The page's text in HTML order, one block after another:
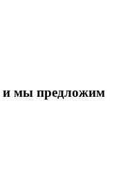
и мы предложим